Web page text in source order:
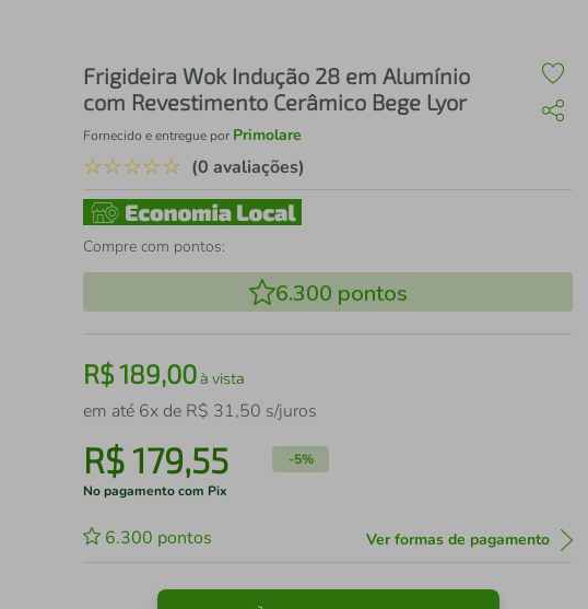
Frigideira Wok Indução 28 em Alumínio
com Revestimento Cerâmico Bege Lyor
Fornecido e entregue por Primolare
☆☆☆☆☆ (0 avaliações)
Compre com pontos:
6.300 pontos
R$189,00à vista
em até 6x de R$ 31,50 s/juros
R$179,55 -5%
No pagamento com Pix
6.300 pontos Ver formas de pagamento